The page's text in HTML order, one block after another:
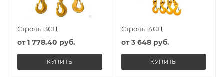
Стропы 3СЦ
от1 778.40 руб.
КУПИТЬ
Стропы 4СЦ
от3 648 руб.
КУПИТЬ